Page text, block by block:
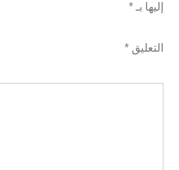
إليها بـ *
التعليق *